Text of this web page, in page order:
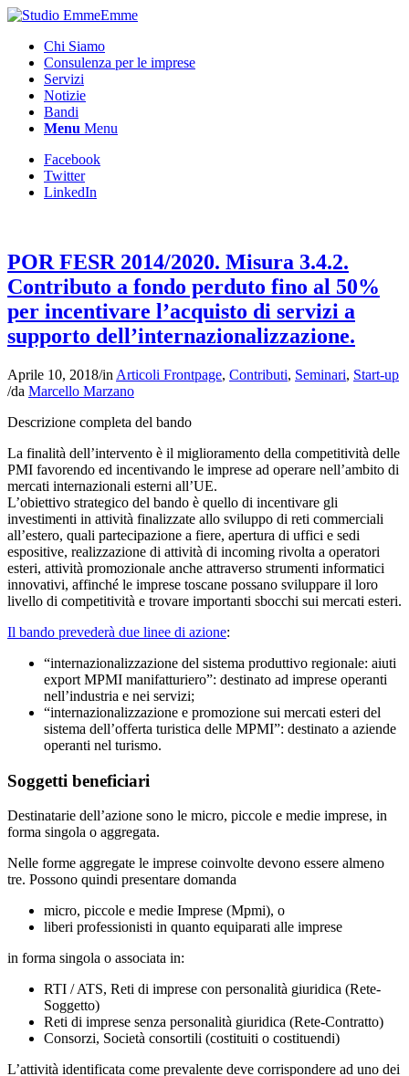
Chi Siamo
Consulenza per le imprese
Servizi
Notizie
Bandi
Menu Menu
Facebook
Twitter
LinkedIn
POR FESR 2014/2020. Misura 3.4.2.
Contributo a fondo perduto fino al 50%
per incentivare l’acquisto di servizi a
supporto dell’internazionalizzazione.
Aprile 10, 2018/in Articoli Frontpage, Contributi, Seminari, Start-up
/da Marcello Marzano
Descrizione completa del bando
La finalità dell’intervento è il miglioramento della competitività delle
PMI favorendo ed incentivando le imprese ad operare nell’ambito di
mercati internazionali esterni all’UE.
L’obiettivo strategico del bando è quello di incentivare gli
investimenti in attività finalizzate allo sviluppo di reti commerciali
all’estero, quali partecipazione a fiere, apertura di uffici e sedi
espositive, realizzazione di attività di incoming rivolta a operatori
esteri, attività promozionale anche attraverso strumenti informatici
innovativi, affinché le imprese toscane possano sviluppare il loro
livello di competitività e trovare importanti sbocchi sui mercati esteri.
Il bando prevederà due linee di azione:
“internazionalizzazione del sistema produttivo regionale: aiuti
export MPMI manifatturiero”: destinato ad imprese operanti
nell’industria e nei servizi;
“internazionalizzazione e promozione sui mercati esteri del
sistema dell’offerta turistica delle MPMI”: destinato a aziende
operanti nel turismo.
Soggetti beneficiari
Destinatarie dell’azione sono le micro, piccole e medie imprese, in
forma singola o aggregata.
Nelle forme aggregate le imprese coinvolte devono essere almeno
tre. Possono quindi presentare domanda
micro, piccole e medie Imprese (Mpmi), o
liberi professionisti in quanto equiparati alle imprese
in forma singola o associata in:
RTI / ATS, Reti di imprese con personalità giuridica (Rete-
Soggetto)
Reti di imprese senza personalità giuridica (Rete-Contratto)
Consorzi, Società consortili (costituiti o costituendi)
L’attività identificata come prevalente deve corrispondere ad uno dei